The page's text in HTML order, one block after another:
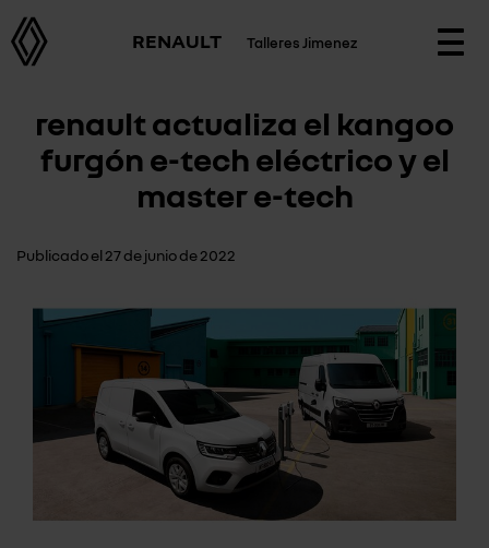
RENAULT Talleres Jimenez
renault actualiza el kangoo
furgón e-tech eléctrico y el
master e-tech
Publicado el 27 de junio de 2022